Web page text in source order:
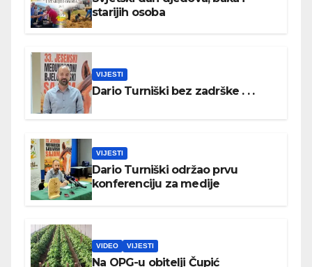
starijih osoba
VIJESTI
Dario Turniški bez zadrške . . .
VIJESTI
Dario Turniški održao prvu
konferenciju za medije
VIDEO VIJESTI
Na OPG-u obitelji Čupić